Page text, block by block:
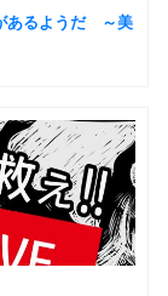
あるようだ ～美